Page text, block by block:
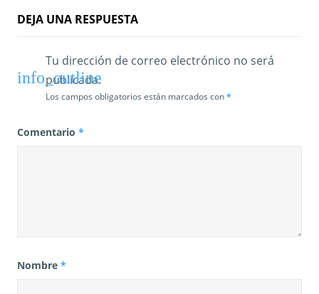
DEJA UNA RESPUESTA
Tu dirección de correo electrónico no será
publicada.
Los campos obligatorios están marcados con*
Comentario *
Nombre *